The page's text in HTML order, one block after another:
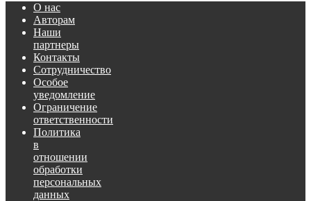
О нас
Авторам
Наши
партнеры
Контакты
Сотрудничество
Особое
уведомление
Ограничение
ответственности
Политика
в
отношении
обработки
персональных
данных